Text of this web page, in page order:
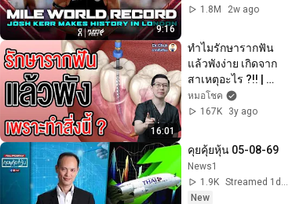
9:16
win at London
2026
1.8M
2w ago
16:01
ทำไมรักษารากฟัน
แล้วพังง่าย เกิดจาก
สาเหตุอะไร ?!! |
คลายปัญหา รากฟัน
เทียม กับ หมอโชค
หมอโชค
167K
3y ago
คุยคุ้ยหุ้น 05-08-69
News1
1.9K
Streamed 1d ago
New